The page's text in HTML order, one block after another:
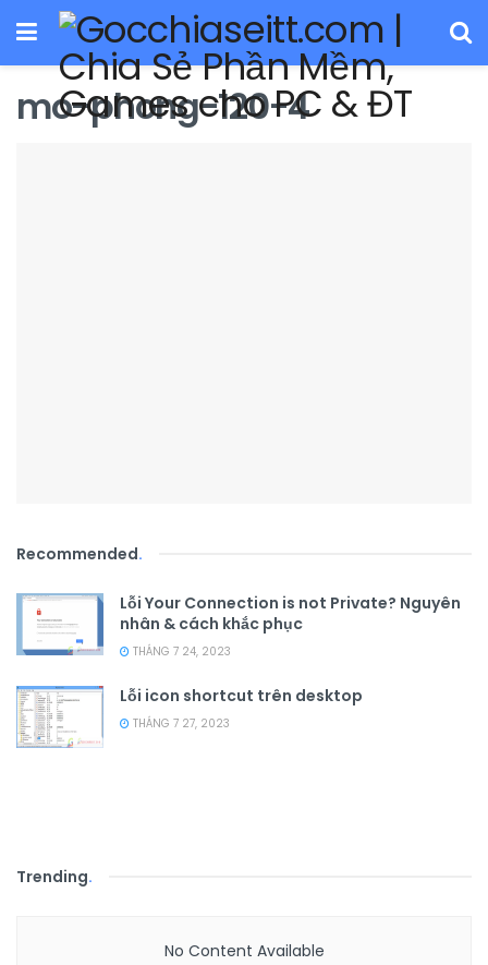
mo-phong-120-4
Recommended.
Lỗi Your Connection is not Private? Nguyên
nhân & cách khắc phục
THÁNG 7 24, 2023
Lỗi icon shortcut trên desktop
THÁNG 7 27, 2023
Trending.
No Content Available